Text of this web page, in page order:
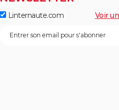
Linternaute.com Voir